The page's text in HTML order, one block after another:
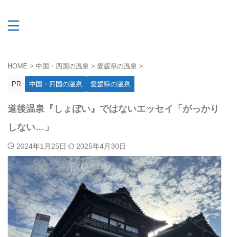
HOME > 中国・四国の温泉 > 愛媛県の温泉 >
PR 中国・四国の温泉 愛媛県の温泉
道後温泉『しょぼい』ではないエッセイ「がっかり
しない…」
2024年1月25日 2025年4月30日